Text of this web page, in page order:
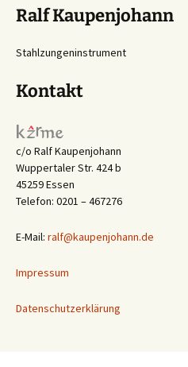
Ralf Kaupenjohann
Stahlzungeninstrument
Kontakt
c/o Ralf Kaupenjohann
Wuppertaler Str. 424 b
45259 Essen
Telefon: 0201 – 467276
E-Mail: ralf@kaupenjohann.de
Impressum
Datenschutzerklärung